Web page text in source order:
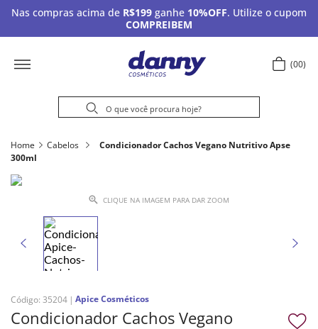
Nas compras acima de R$199 ganhe 10%OFF. Utilize o cupom
COMPREIBEM
00
Home Cabelos
Condicionador Cachos Vegano Nutritivo Apse
300ml
CLIQUE NA IMAGEM PARA DAR ZOOM
Código: 35204 Apice Cosméticos
Condicionador Cachos Vegano